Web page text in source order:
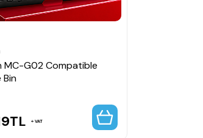
MC-G02 Compatible
Bin
TL VAT